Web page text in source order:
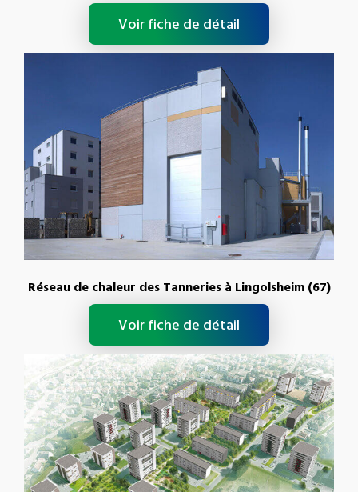
Voir fiche de détail
Réseau de chaleur des Tanneries à Lingolsheim (67)
Voir fiche de détail